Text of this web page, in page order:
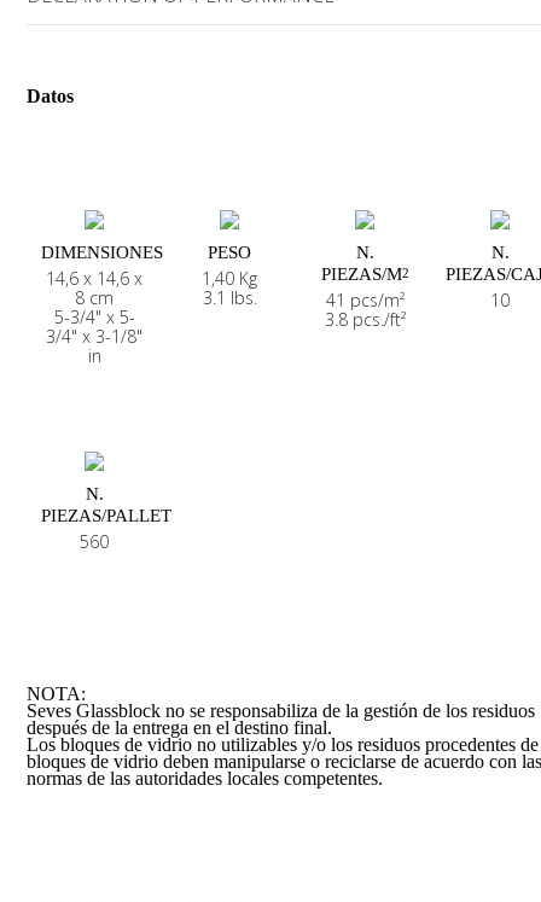
Datos
DIMENSIONES
14,6 x 14,6 x
8 cm
5-3/4" x 5-
3/4" x 3-1/8"
in
PESO
1,40 Kg
3.1 lbs.
N.
PIEZAS/M2
41 pcs/m²
3.8 pcs./ft²
N.
PIEZAS/
10
N.
PIEZAS/PALLET
560
NOTA:
Seves Glassblock no se responsabiliza de la gestión de los residuos
después de la entrega en el destino final.
Los bloques de vidrio no utilizables y/o los residuos procedentes de
bloques de vidrio deben manipularse o reciclarse de acuerdo con
normas de las autoridades locales competentes.